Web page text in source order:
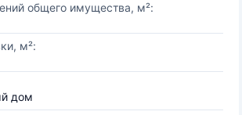
общего имущества, м²:
м²:
дом